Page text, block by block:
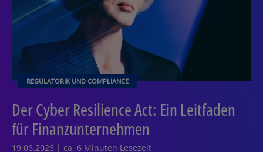
REGULATORIK UND COMPLIANCE
Der Cyber Resilience Act: Ein Leitfaden
für Finanzunternehmen
19.06.2026 | ca. 6 Minuten Lesezeit